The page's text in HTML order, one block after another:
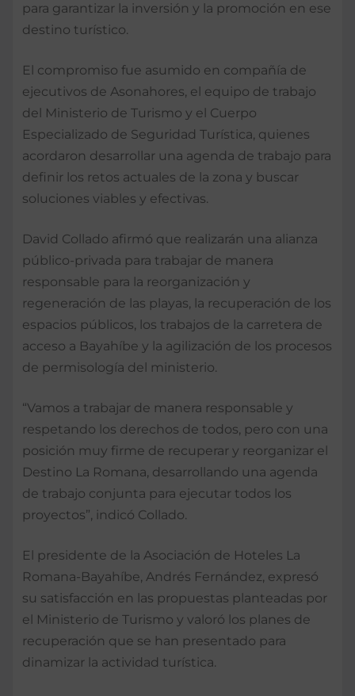
para garantizar la inversión y la promoción en ese
destino turístico.
El compromiso fue asumido en compañía de
ejecutivos de Asonahores, el equipo de trabajo
del Ministerio de Turismo y el Cuerpo
Especializado de Seguridad Turística, quienes
acordaron desarrollar una agenda de trabajo para
definir los retos actuales de la zona y buscar
soluciones viables y efectivas.
David Collado afirmó que realizarán una alianza
público-privada para trabajar de manera
responsable para la reorganización y
regeneración de las playas, la recuperación de los
espacios públicos, los trabajos de la carretera de
acceso a Bayahíbe y la agilización de los procesos
de permisología del ministerio.
“Vamos a trabajar de manera responsable y
respetando los derechos de todos, pero con una
posición muy firme de recuperar y reorganizar el
Destino La Romana, desarrollando una agenda
de trabajo conjunta para ejecutar todos los
proyectos”, indicó Collado.
El presidente de la Asociación de Hoteles La
Romana-Bayahíbe, Andrés Fernández, expresó
su satisfacción en las propuestas planteadas por
el Ministerio de Turismo y valoró los planes de
recuperación que se han presentado para
dinamizar la actividad turística.